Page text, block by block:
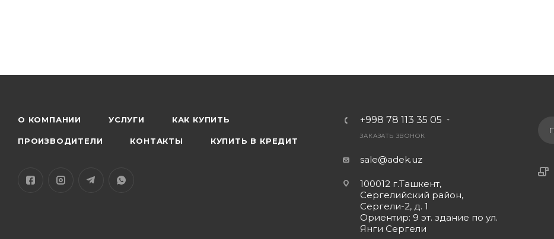
О КОМПАНИИ УСЛУГИ КАК КУПИТЬ
ПРОИЗВОДИТЕЛИ КОНТАКТЫ КУПИТЬ В КРЕДИТ
+998 78 113 35 05
ЗАКАЗАТЬ ЗВОНОК
sale@adek.uz
100012 г.Ташкент,
Сергелийский район,
Сергели-2, д. 1
Ориентир: 9 эт. здание по ул.
Янги Сергели